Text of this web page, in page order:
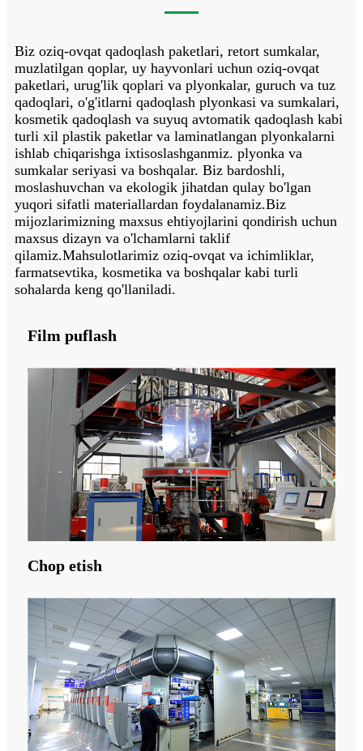
Biz oziq-ovqat qadoqlash paketlari, retort sumkalar,
muzlatilgan qoplar, uy hayvonlari uchun oziq-ovqat
paketlari, urug'lik qoplari va plyonkalar, guruch va tuz
qadoqlari, o'g'itlarni qadoqlash plyonkasi va sumkalari,
kosmetik qadoqlash va suyuq avtomatik qadoqlash kabi
turli xil plastik paketlar va laminatlangan plyonkalarni
ishlab chiqarishga ixtisoslashganmiz. plyonka va
sumkalar seriyasi va boshqalar. Biz bardoshli,
moslashuvchan va ekologik jihatdan qulay bo'lgan
yuqori sifatli materiallardan foydalanamiz.Biz
mijozlarimizning maxsus ehtiyojlarini qondirish uchun
maxsus dizayn va o'lchamlarni taklif
qilamiz.Mahsulotlarimiz oziq-ovqat va ichimliklar,
farmatsevtika, kosmetika va boshqalar kabi turli
sohalarda keng qo'llaniladi.
Film puflash
Chop etish